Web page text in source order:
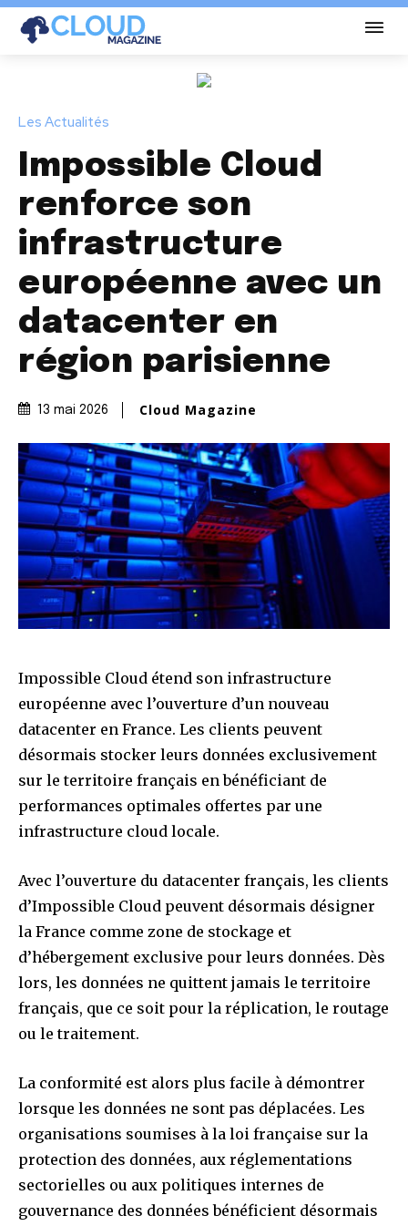
Les Actualités
Impossible Cloud
renforce son
infrastructure
européenne avec un
datacenter en
région parisienne
13 mai 2026 Cloud Magazine
Impossible Cloud étend son infrastructure
européenne avec l’ouverture d’un nouveau
datacenter en France. Les clients peuvent
désormais stocker leurs données exclusivement
sur le territoire français en bénéficiant de
performances optimales offertes par une
infrastructure cloud locale.
Avec l’ouverture du datacenter français, les clients
d’Impossible Cloud peuvent désormais désigner
la France comme zone de stockage et
d’hébergement exclusive pour leurs données. Dès
lors, les données ne quittent jamais le territoire
français, que ce soit pour la réplication, le routage
ou le traitement.
La conformité est alors plus facile à démontrer
lorsque les données ne sont pas déplacées. Les
organisations soumises à la loi française sur la
protection des données, aux réglementations
sectorielles ou aux politiques internes de
gouvernance des données bénéficient désormais